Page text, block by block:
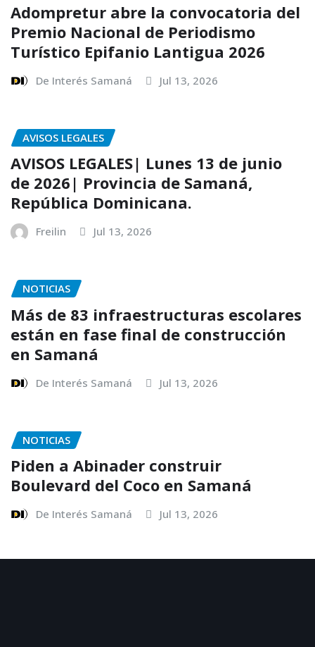
Adompretur abre la convocatoria del
Premio Nacional de Periodismo
Turístico Epifanio Lantigua 2026
De Interés Samaná Jul 13, 2026
AVISOS LEGALES
AVISOS LEGALES| Lunes 13 de junio
de 2026| Provincia de Samaná,
República Dominicana.
Freilin Jul 13, 2026
NOTICIAS
Más de 83 infraestructuras escolares
están en fase final de construcción
en Samaná
De Interés Samaná Jul 13, 2026
NOTICIAS
Piden a Abinader construir
Boulevard del Coco en Samaná
De Interés Samaná Jul 13, 2026